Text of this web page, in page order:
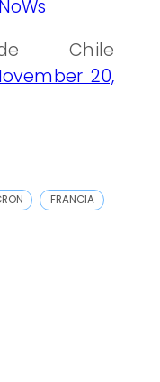
Chile
20,
FRANCIA